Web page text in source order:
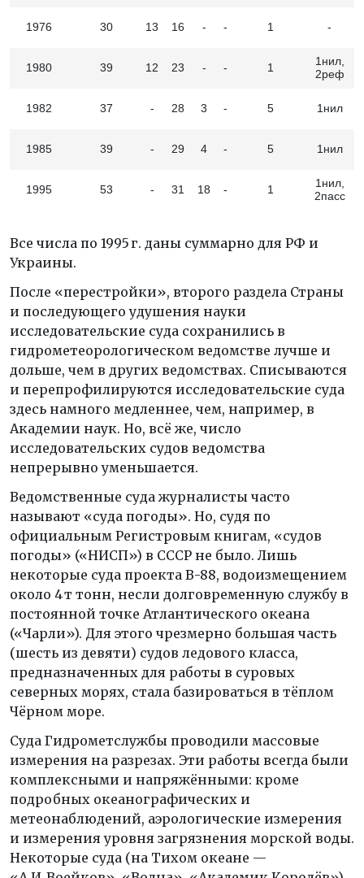
1976 30 13 16 - - 1 -
1980 39 12 23 - - 1
1нил,
2реф
1982 37 - 28 3 - 5 1нил
1985 39 - 29 4 - 5 1нил
1995 53 - 31 18 - 1
1нил,
2пасс
Все числа по 1995 г. даны суммарно для РФ и
Украины.
После «перестройки», второго раздела Страны
и последующего удушения науки
исследовательские суда сохранились в
гидрометеорологическом ведомстве лучше и
дольше, чем в других ведомствах. Списываются
и перепрофилируются исследовательские суда
здесь намного медленнее, чем, например, в
Академии наук. Но, всё же, число
исследовательских судов ведомства
непрерывно уменьшается.
Ведомственные суда журналисты часто
называют «суда погоды». Но, судя по
официальным Регистровым книгам, «судов
погоды» («НИСП») в СССР не было. Лишь
некоторые суда проекта В-88, водоизмещением
около 4 т тонн, несли долговременную службу в
постоянной точке Атлантического океана
(«Чарли»). Для этого чрезмерно большая часть
(шесть из девяти) судов ледового класса,
предназначенных для работы в суровых
северных морях, стала базироваться в тёплом
Чёрном море.
Суда Гидрометслужбы проводили массовые
измерения на разрезах. Эти работы всегда были
комплексными и напряжёнными: кроме
подробных океанографических и
метеонаблюдений, аэрологические измерения
и измерения уровня загрязнения морской воды.
Некоторые суда (на Тихом океане —